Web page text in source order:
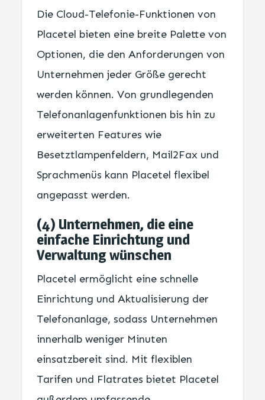
Die Cloud-Telefonie-Funktionen von
Placetel bieten eine breite Palette von
Optionen, die den Anforderungen von
Unternehmen jeder Größe gerecht
werden können. Von grundlegenden
Telefonanlagenfunktionen bis hin zu
erweiterten Features wie
Besetztlampenfeldern, Mail2Fax und
Sprachmenüs kann Placetel flexibel
angepasst werden.
(4) Unternehmen, die eine
einfache Einrichtung und
Verwaltung wünschen
Placetel ermöglicht eine schnelle
Einrichtung und Aktualisierung der
Telefonanlage, sodass Unternehmen
innerhalb weniger Minuten
einsatzbereit sind. Mit flexiblen
Tarifen und Flatrates bietet Placetel